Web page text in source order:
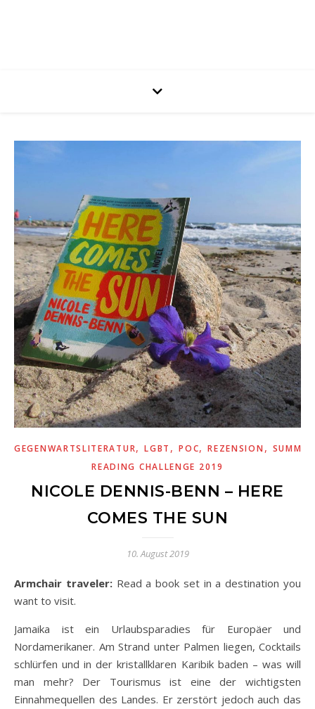
GEGENWARTSLITERATUR,LGBT ,POC,REZENSION , SUMMER
READING CHALLENGE 2019
NICOLE DENNIS-BENN – HERE
COMES THE SUN
10. August 2019
Armchair traveler:Read a book set in a destination you
want to visit.
Jamaika ist ein Urlaubsparadies für Europäer und
Nordamerikaner. Am Strand unter Palmen liegen, Cocktails
schlürfen und in der kristallklaren Karibik baden – was will
man mehr? Der Tourismus ist eine der wichtigsten
Einnahmequellen des Landes. Er zerstört jedoch auch das